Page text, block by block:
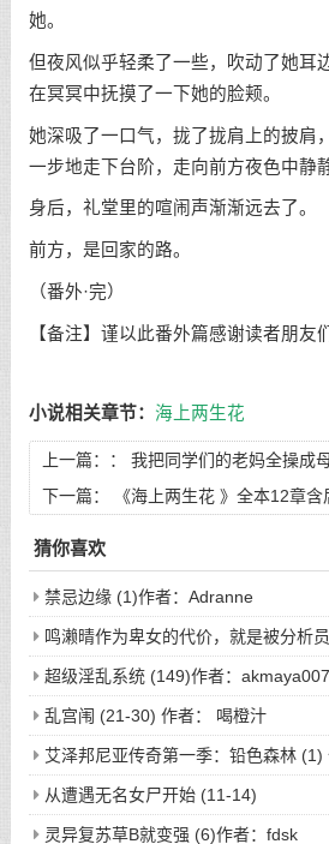
她。
但夜风似乎轻柔了一些，吹动了她耳
在冥冥中抚摸了一下她的脸颊。
她深吸了一口气，拢了拢肩上的披肩
一步地走下台阶，走向前方夜色中静
身后，礼堂里的喧闹声渐渐远去了。
前方，是回家的路。
（番外·完）
【备注】谨以此番外篇感谢读者朋友
小说相关章节： 海上两生花
上一篇：： 我把同学们的老妈全操成
2dtl81359r1pr
下一篇： 《海上两生花 》全本12章含
猜你喜欢
禁忌边缘 (1)作者：Adranne
鸣濑晴作为卑女的代价，就是被分析员
(完)作者：空琉lemon
超级淫乱系统 (149)作者：akmaya007
乱宫闱 (21-30) 作者： 喝橙汁
艾泽邦尼亚传奇第一季：铅色森林 (1)
的海绵体
从遭遇无名女尸开始 (11-14)
灵异复苏草B就变强 (6)作者：fdsk